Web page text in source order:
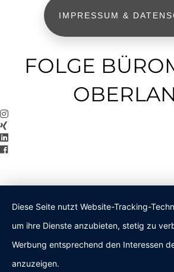
IMPRESSUM &
FOLGE
Diese Seite nutzt Website-Tracking-
um ihre Dienste anzubieten, stetig zu
Werbung entsprechend den Interessen
anzuzeigen.